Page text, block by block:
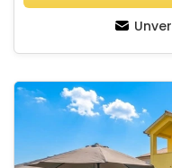
Villa Angela - Medulin